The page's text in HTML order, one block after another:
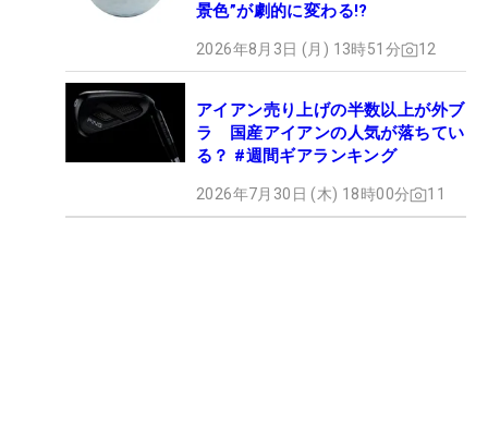
景色”が劇的に変わる!?
2026年8月3日 (月) 13時51分 12
アイアン売り上げの半数以上が外ブ
ラ 国産アイアンの人気が落ちてい
る？ #週間ギアランキング
2026年7月30日 (木) 18時00分 11